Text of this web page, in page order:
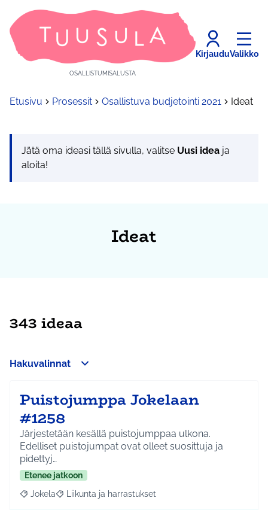
OSALLISTUMISALUSTA
KirjauduValikko
Etusivu Prosessit Osallistuva budjetointi 2021 Ideat
Jätä oma ideasi tällä sivulla, valitse Uusi idea ja
aloita!
Ideat
343 ideaa
Hakuvalinnat
Puistojumppa Jokelaan
#1258
Järjestetään kesällä puistojumppaa ulkona.
Edelliset puistojumpat ovat olleet suosittuja ja
pidettyj…
Etenee jatkoon
Rajaa tulokset aihepiirin mukaan: Jokela
Jokela Rajaa tulokset teeman mukaan: Liikunta ja
Liikunta ja harrastukset